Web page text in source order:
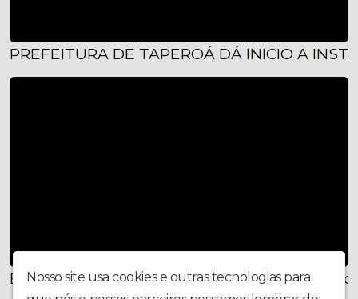
PREFEITURA DE TAPEROÁ DÁ INICIO A
Exemplo de notícia 02Motorista com sinais
Nosso site usa cookies e outras tecnologias para